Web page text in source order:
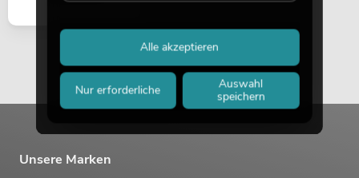
Unsere Marken
Nur erforderliche
Auswahl
speichern
Alle akzeptieren